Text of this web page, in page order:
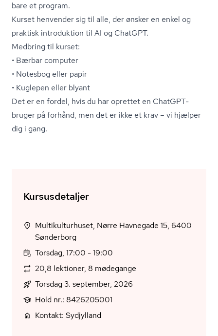
bare et program.
Kurset henvender sig til alle, der ønsker en enkel og
praktisk introduktion til AI og ChatGPT.
Medbring til kurset:
• Bærbar computer
• Notesbog eller papir
• Kuglepen eller blyant
Det er en fordel, hvis du har oprettet en ChatGPT-
bruger på forhånd, men det er ikke et krav – vi hjælper
dig i gang.
Kursusdetaljer
Multikulturhuset, Nørre Havnegade 15, 6400
Sønderborg
Torsdag, 17:00 - 19:00
20,8 lektioner, 8 mødegange
Torsdag 3. september, 2026
Hold nr.: 8426205001
Kontakt: Sydjylland